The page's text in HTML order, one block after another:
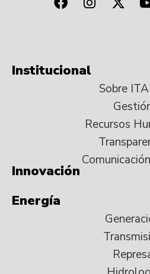
Institucional
Sobre
Recursos
Innovación
Energía